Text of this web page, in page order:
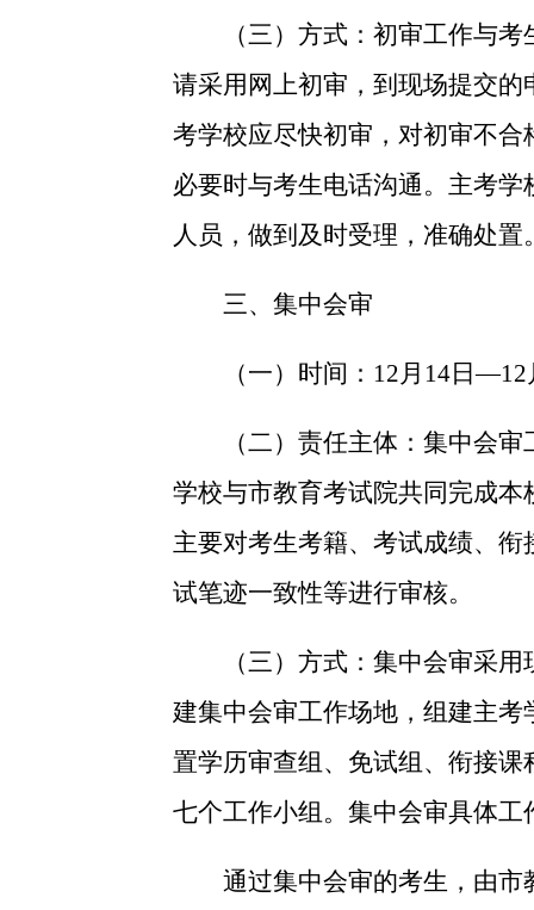
（三）方式：初审工作与考
请采用网上初审，到现场提交
考学校应尽快初审，对初审不
必要时与考生电话沟通。主考
人员，做到及时受理，准确处置
三、集中会审
（一）时间： 12月 14日—12
（二）责任主体： 集中会审
学校与市教育考试院共同完成
主要对考生考籍、考试成绩、
试笔迹一致性等进行审核。
（三）方式： 集中会审采用
建集中会审工作场地，组建主考
置学历审查组、免试组、衔接
七个工作小组。集中会审具体
通过集中会审的考生，由